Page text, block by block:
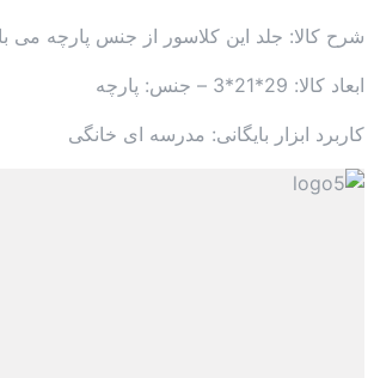
شرح کالا: جلد این کلاسور از جنس پارچه می باشد و
ابعاد کالا: 29*21*3 – جنس: پارچه
کاربرد ابزار بایگانی: مدرسه ای خانگی